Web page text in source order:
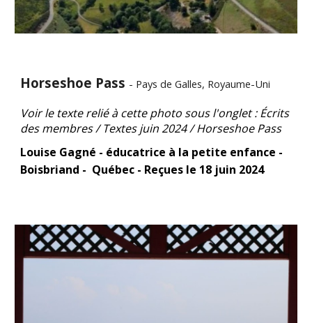
Horseshoe Pass - Pays de Galles, Royaume-Uni
Voir le texte relié à cette photo sous l'onglet : Écrits
des membres / Textes juin 2024 /Horseshoe Pass
Louise Gagné - éducatrice à la petite enfance -
Boisbriand - Québec - Reçues le 18 juin 2024